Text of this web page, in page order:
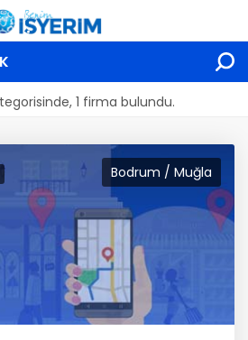
1 firma bulundu.
Bodrum / Muğla